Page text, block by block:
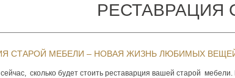
РЕСТАВРАЦИЯ
СТАРОЙ МЕБЕЛИ – НОВАЯ ЖИЗНЬ ЛЮБИМЫХ
сколько будет стоить реставарция вашей старой